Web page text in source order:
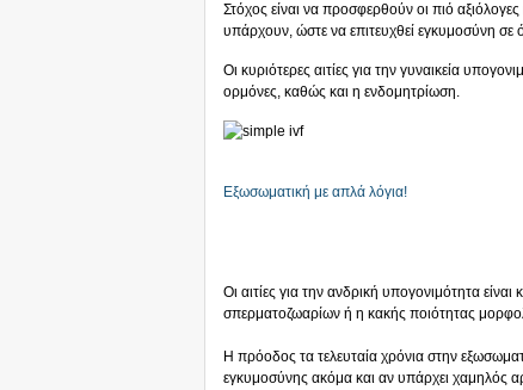
Στόχος είναι να προσφερθούν οι πιό αξιόλογες
υπάρχουν, ώστε να επιτευχθεί εγκυμοσύνη σε
Οι κυριότερες αιτίες για την γυναικεία
ορμόνες, καθώς και η ενδομητρίωση.
Εξωσωματική με απλά λόγια!
Οι αιτίες για την ανδρική υπογονιμότητα
σπερματοζωαρίων ή η κακής ποιότητας
Η πρόοδος τα τελευταία χρόνια στην
εγκυμοσύνης ακόμα και αν υπάρχει χαμηλός